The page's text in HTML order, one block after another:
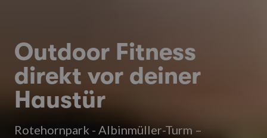
Outdoor Fitness
direkt vor deiner
Haustür
Rotehornpark - Albinmüller-Turm –